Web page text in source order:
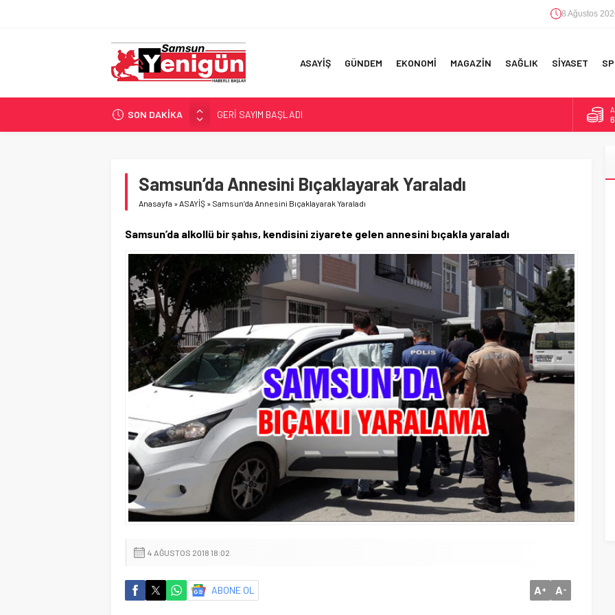
8 Ağustos
ASAYİŞ GÜNDEM EKONOMİ MAGAZİN SAĞLIK SİYASET
SON DAKİKA
GERİ SAYIM BAŞLADI
SAMSUNSPOR’DA HEDEF 5’İNCİLİK!
İŞTE FINDIK FİYATI!
YÖNETİCİ SEÇERKEN YAPILAN EN BÜYÜK HATALAR
Samsun’da Annesini Bıçaklayarak Yaraladı
Anasayfa »ASAYİŞ » Samsun’da Annesini Bıçaklayarak Yaraladı
Samsun’da alkollü bir şahıs, kendisini ziyarete gelen annesini bıçakla yaraladı
4 AĞUSTOS 2018 18:02
ABONE OL A+ A-